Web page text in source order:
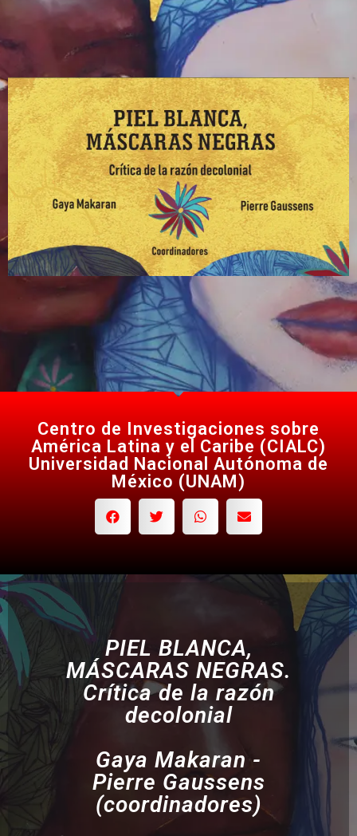
Centro de Investigaciones sobre
América Latina y el Caribe (CIALC)
Universidad Nacional Autónoma de
México (UNAM)
PIEL BLANCA,
MÁSCARAS NEGRAS.
Crítica de la razón
decolonial
Gaya Makaran -
Pierre Gaussens
(coordinadores)